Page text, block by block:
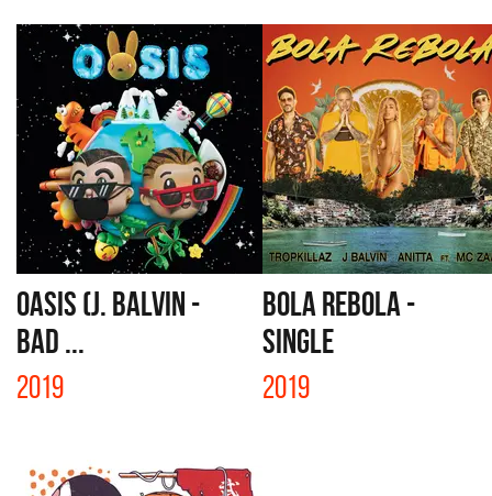
OASIS (J. BALVIN -
BAD ...
2019
BOLA REBOLA -
SINGLE
2019